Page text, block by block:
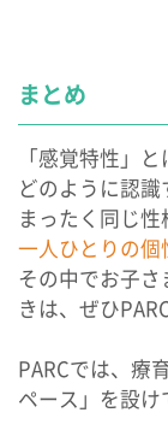
まとめ
「感覚特性」
どのように認識
まったく同じ性
一人ひとりの個
その中でお子
きは、ぜひ
PARCでは、療
ペース」を設け